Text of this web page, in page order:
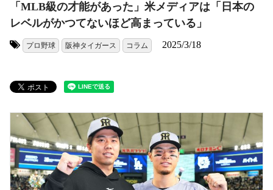
「MLB級の才能があった」米メディアは「日本の
レベルがかつてないほど高まっている」
プロ野球 阪神タイガース コラム 2025/3/18